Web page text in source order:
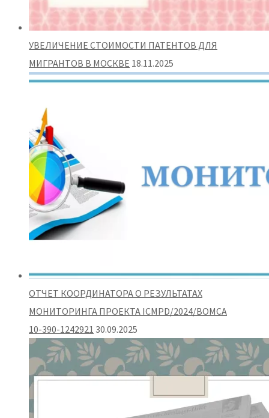
УВЕЛИЧЕНИЕ СТОИМОСТИ ПАТЕНТОВ ДЛЯ
МИГРАНТОВ В МОСКВЕ 18.11.2025
ОТЧЕТ КООРДИНАТОРА О РЕЗУЛЬТАТАХ
МОНИТОРИНГА ПРОЕКТА ICMPD/2024/BOMCA
10-390-1242921 30.09.2025